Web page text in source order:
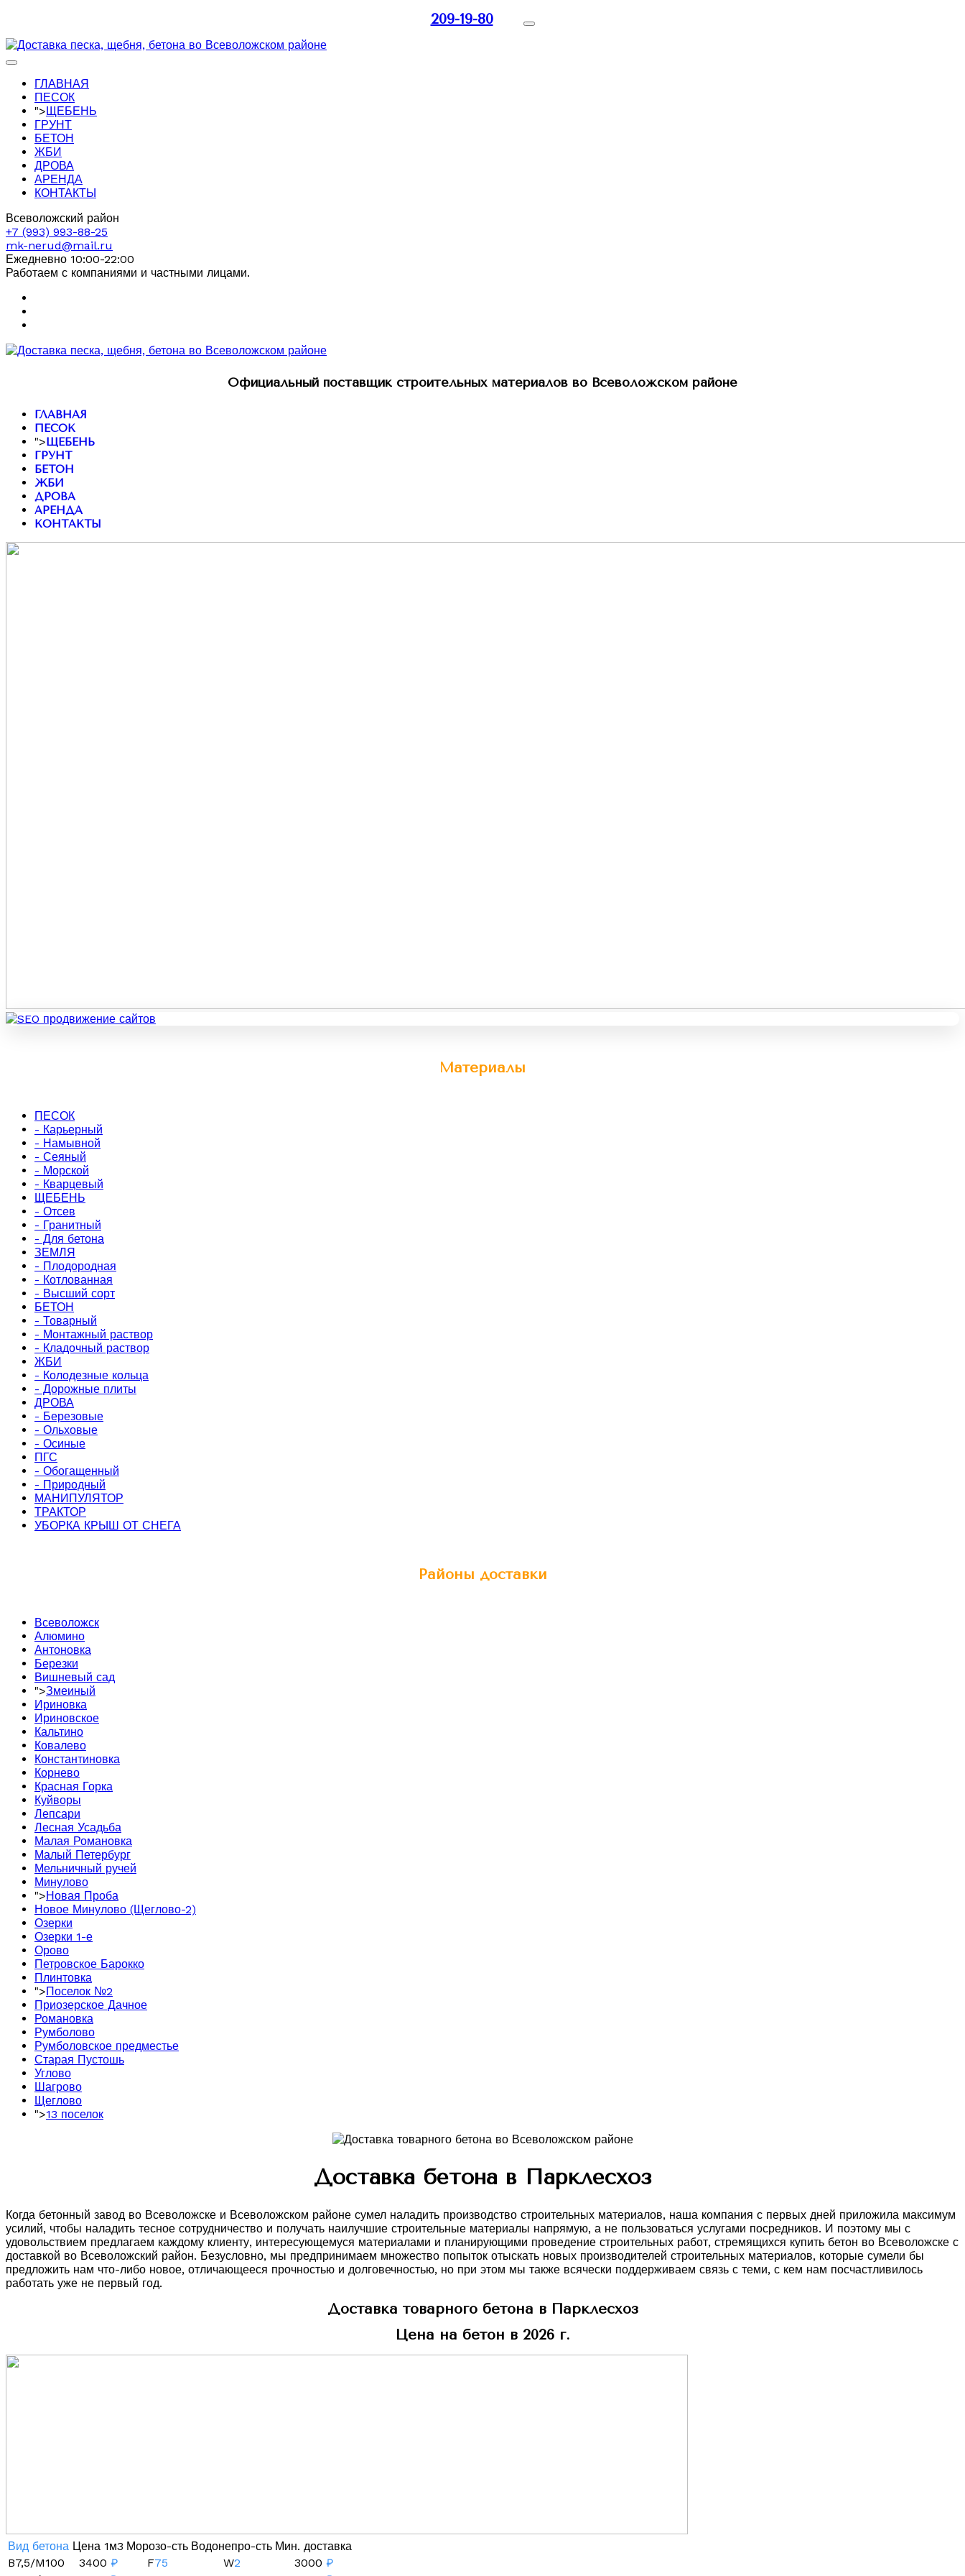
209-19-80
ГЛАВНАЯ
ПЕСОК
">ЩЕБЕНЬ
ГРУНТ
БЕТОН
ЖБИ
ДРОВА
АРЕНДА
КОНТАКТЫ
Всеволожский район
+7 (993) 993-88-25
mk-nerud@mail.ru
Ежедневно 10:00-22:00
Работаем с компаниями и частными лицами.
Официальный поставщик строительных материалов во Всеволожском районе
ГЛАВНАЯ
ПЕСОК
">ЩЕБЕНЬ
ГРУНТ
БЕТОН
ЖБИ
ДРОВА
АРЕНДА
КОНТАКТЫ
Материалы
ПЕСОК
- Карьерный
- Намывной
- Сеяный
- Морской
- Кварцевый
ЩЕБЕНЬ
- Отсев
- Гранитный
- Для бетона
ЗЕМЛЯ
- Плодородная
- Котлованная
- Высший сорт
БЕТОН
- Товарный
- Монтажный раствор
- Кладочный раствор
ЖБИ
- Колодезные кольца
- Дорожные плиты
ДРОВА
- Березовые
- Ольховые
- Осиные
ПГС
- Обогащенный
- Природный
МАНИПУЛЯТОР
ТРАКТОР
УБОРКА КРЫШ ОТ СНЕГА
Районы доставки
Всеволожск
Алюмино
Антоновка
Березки
Вишневый сад
">Змеиный
Ириновка
Ириновское
Кальтино
Ковалево
Константиновка
Корнево
Красная Горка
Куйворы
Лепсари
Лесная Усадьба
Малая Романовка
Малый Петербург
Мельничный ручей
Минулово
">Новая Проба
Новое Минулово (Щеглово-2)
Озерки
Озерки 1-е
Орово
Петровское Барокко
Плинтовка
">Поселок №2
Приозерское Дачное
Романовка
Румболово
Румболовское предместье
Старая Пустошь
Углово
Шагрово
Щеглово
">13 поселок
Доставка бетона в Парклесхоз
Когда бетонный завод во Всеволожске и Всеволожском районе сумел наладить производство строительных материалов, наша компания с первых дней приложила максимум
усилий, чтобы наладить тесное сотрудничество и получать наилучшие строительные материалы напрямую, а не пользоваться услугами посредников. И поэтому мы с
удовольствием предлагаем каждому клиенту, интересующемуся материалами и планирующими проведение строительных работ, стремящихся купить бетон во Всеволожске с
доставкой во Всеволожский район. Безусловно, мы предпринимаем множество попыток отыскать новых производителей строительных материалов, которые сумели бы
предложить нам что-либо новое, отличающееся прочностью и долговечностью, но при этом мы также всячески поддерживаем связь с теми, с кем нам посчастливилось
работать уже не первый год.
Доставка товарного бетона в Парклесхоз
Цена на бетон в 2026 г.
Вид бетона Цена 1м3 Морозо-сть Водонепро-сть Мин. доставка
B7,5/M100
3400 ₽ F75 W2 3000 ₽